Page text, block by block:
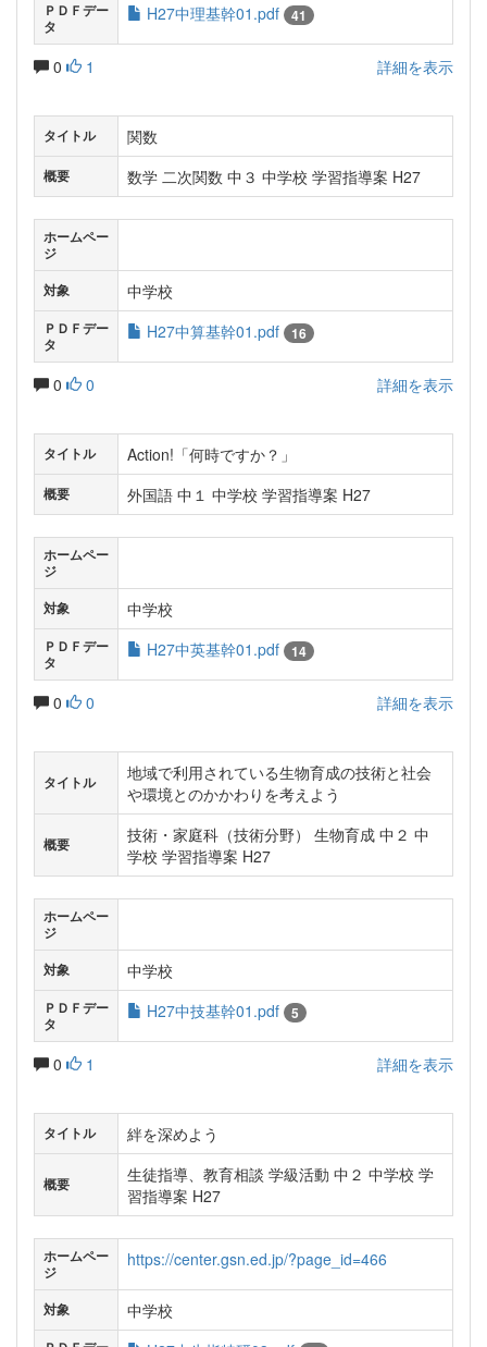
ＰＤＦデー
タ
H27中理基幹01.pdf 41
0 1 詳細を表示
タイトル 関数
概要 数学 二次関数 中３ 中学校 学習指導案 H27
ホームペー
ジ
対象
中学校
ＰＤＦデー
タ
H27中算基幹01.pdf 16
0 0 詳細を表示
タイトル Action!「何時ですか？」
概要 外国語 中１ 中学校 学習指導案 H27
ホームペー
ジ
対象
中学校
ＰＤＦデー
タ
H27中英基幹01.pdf 14
0 0 詳細を表示
タイトル
地域で利用されている生物育成の技術と社会
や環境とのかかわりを考えよう
概要
技術・家庭科（技術分野） 生物育成 中２ 中
学校 学習指導案 H27
ホームペー
ジ
対象
中学校
ＰＤＦデー
タ
H27中技基幹01.pdf 5
0 1 詳細を表示
タイトル 絆を深めよう
概要
生徒指導、教育相談 学級活動 中２ 中学校 学
習指導案 H27
ホームペー
ジ
https://center.gsn.ed.jp/?page_id=466
対象 中学校